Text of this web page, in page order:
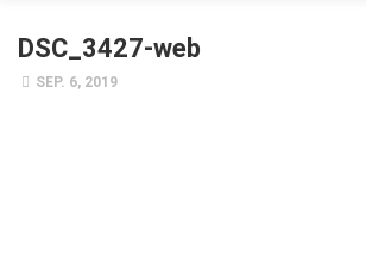
Forschung
DSC_3427-web
SEP. 6, 2019